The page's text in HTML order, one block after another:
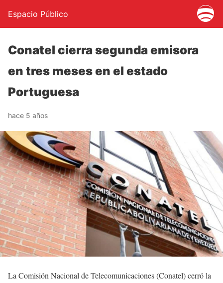
Espacio Público
Conatel cierra segunda emisora
en tres meses en el estado
Portuguesa
hace 5 años
La Comisión Nacional de Telecomunicaciones (Conatel) cerró la